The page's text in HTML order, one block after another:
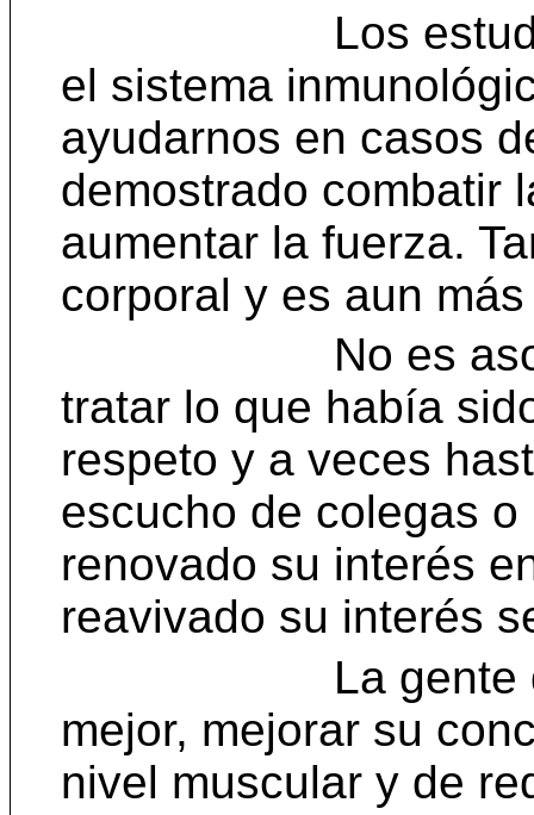
Los
el sistema
ayudarnos en casos
demostrado combatir
aumentar la fuerza.
corporal y es aun
No es
tratar lo que había
respeto y a veces
escucho de colegas
renovado su interés
reavivado su interés
La gente
mejor, mejorar su
nivel muscular y de